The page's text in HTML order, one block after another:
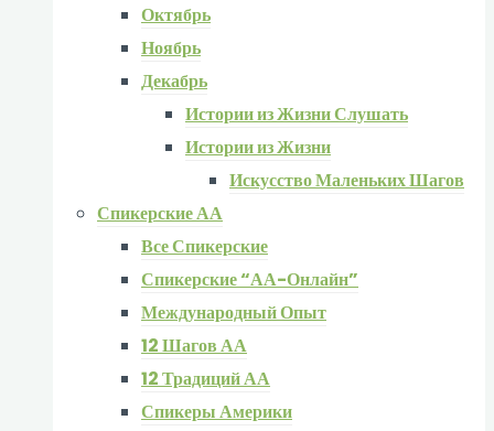
Октябрь
Ноябрь
Декабрь
Истории из Жизни Слушать
Истории из Жизни
Искусство Маленьких Шагов
Спикерские АА
Все Спикерские
Спикерские “АА-Онлайн”
Международный Опыт
12 Шагов АА
12 Традиций АА
Спикеры Америки